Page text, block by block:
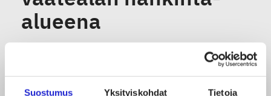
Suostumus Yksityiskohdat Tietoja
alueena
yritysvastuulaista: